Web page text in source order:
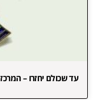
עד שכולם יחזרו –